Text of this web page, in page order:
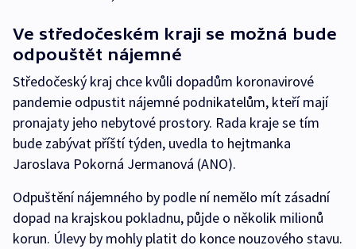
Ve středočeském kraji se možná bude
odpouštět nájemné
Středočeský kraj chce kvůli dopadům koronavirové
pandemie odpustit nájemné podnikatelům, kteří mají
pronajaty jeho nebytové prostory. Rada kraje se tím
bude zabývat příští týden, uvedla to hejtmanka
Jaroslava Pokorná Jermanová (ANO).
Odpuštění nájemného by podle ní nemělo mít zásadní
dopad na krajskou pokladnu, půjde o několik milionů
korun. Úlevy by mohly platit do konce nouzového stavu.